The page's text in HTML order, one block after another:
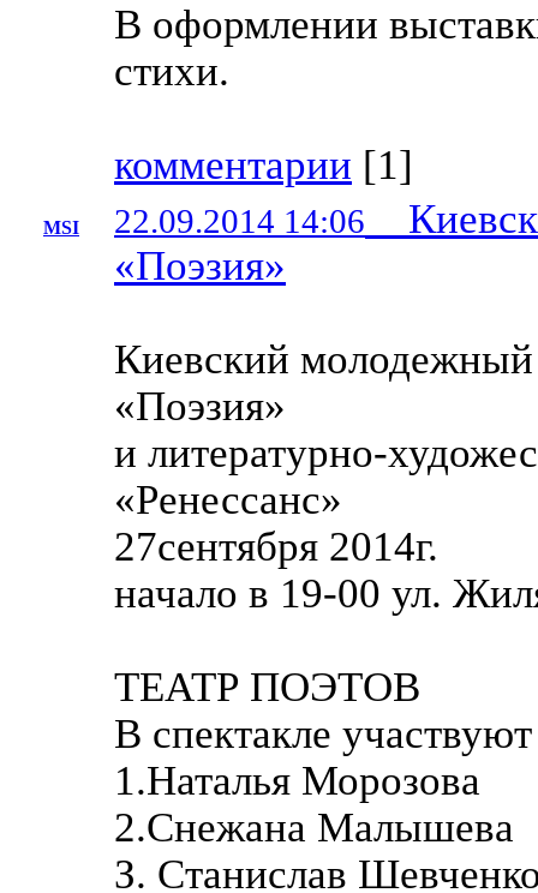
В оформлении
стихи.
комментарии [1]
MSI 22.09.2014 14:06
«Поэзия»
Киевский молодежный
«Поэзия»
и литературно-
«Ренессанс»
27сентября 2014г.
начало в 19-00 ул.
ТЕАТР ПОЭТОВ
В спектакле
1.Наталья Морозова
2.Снежана Малышева
З. Станислав